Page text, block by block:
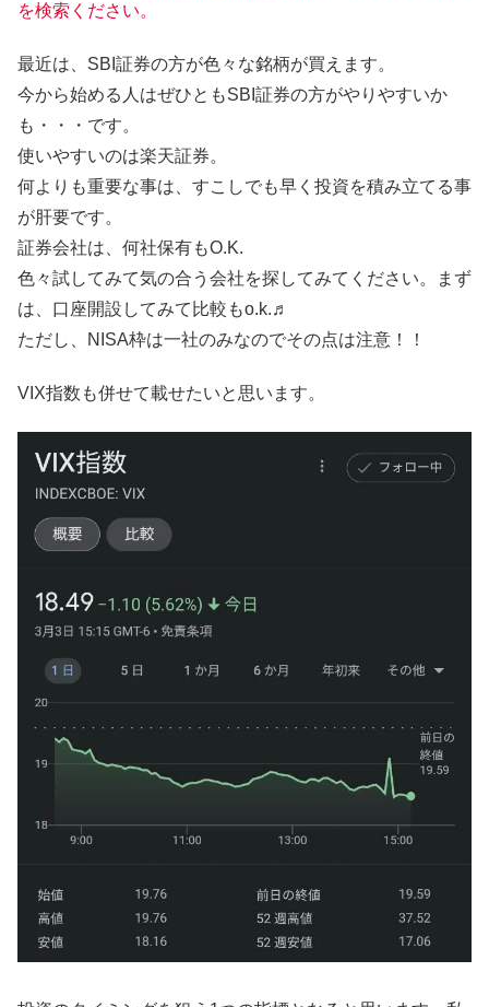
を検索ください。
最近は、SBI証券の方が色々な銘柄が買えます。
今から始める人はぜひともSBI証券の方がやりやすいか
も・・・です。
使いやすいのは楽天証券。
何よりも重要な事は、すこしでも早く投資を積み立てる事
が肝要です。
証券会社は、何社保有もO.K.
色々試してみて気の合う会社を探してみてください。まず
は、口座開設してみて比較もo.k.♬
ただし、NISA枠は一社のみなのでその点は注意！！
VIX指数も併せて載せたいと思います。